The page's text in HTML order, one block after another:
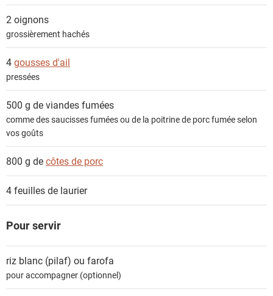
s
2 oignons
grossièrement hachés
4gousses d'ail
pressées
500 g deviandes fumées
comme des saucisses fumées ou de la poitrine de porc fumée selon
vos goûts
800 g decôtes de porc
4feuilles de laurier
Pour servir
riz blanc (pilaf) ou farofa
pour accompagner (optionnel)